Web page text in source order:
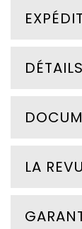
DÉTAILS
LA